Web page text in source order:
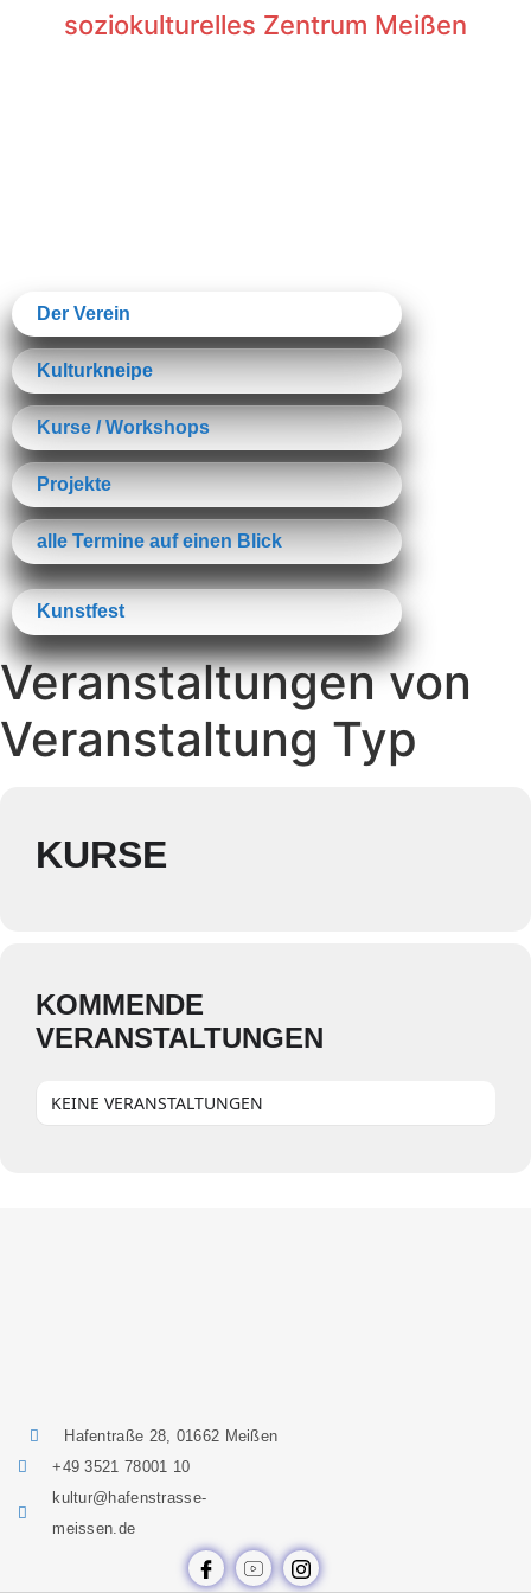
springensoziokulturelles Zentrum Meißen
Der Verein
Kulturkneipe
Kurse / Workshops
Projekte
alle Termine auf einen Blick
Kunstfest
Veranstaltungen von
Veranstaltung Typ
KURSE
KOMMENDE
VERANSTALTUNGEN
KEINE VERANSTALTUNGEN
Hafentraße 28, 01662 Meißen
+49 3521 78001 10
kultur@hafenstrasse-
meissen.de